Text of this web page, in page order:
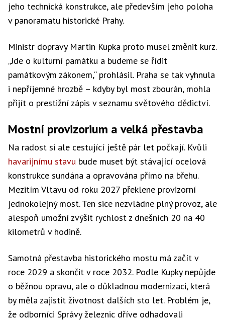
jeho technická konstrukce, ale především jeho poloha
v panoramatu historické Prahy.
Ministr dopravy Martin Kupka proto musel změnit kurz.
„Jde o kulturní památku a budeme se řídit
památkovým zákonem,“ prohlásil. Praha se tak vyhnula
i nepříjemné hrozbě – kdyby byl most zbourán, mohla
přijít o prestižní zápis v seznamu světového dědictví.
Mostní provizorium a velká přestavba
Na radost si ale cestující ještě pár let počkají. Kvůli
havarijnímu stavu bude muset být stávající ocelová
konstrukce sundána a opravována přímo na břehu.
Mezitím Vltavu od roku 2027 překlene provizorní
jednokolejný most. Ten sice nezvládne plný provoz, ale
alespoň umožní zvýšit rychlost z dnešních 20 na 40
kilometrů v hodině.
Samotná přestavba historického mostu má začít v
roce 2029 a skončit v roce 2032. Podle Kupky nepůjde
o běžnou opravu, ale o důkladnou modernizaci, která
by měla zajistit životnost dalších sto let. Problém je,
že odborníci Správy železnic dříve odhadovali